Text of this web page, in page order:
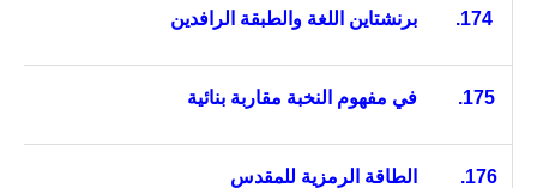
174. برنشتاين اللغة والطبقة الرافدين
175. في مفهوم النخبة مقاربة بنائية
176. الطاقة الرمزية للمقدس